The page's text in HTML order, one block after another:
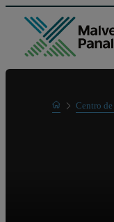
Home
Learn
Centro